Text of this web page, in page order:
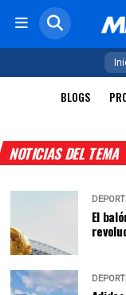
BLOGS
NOTICIAS DEL TEMA
El